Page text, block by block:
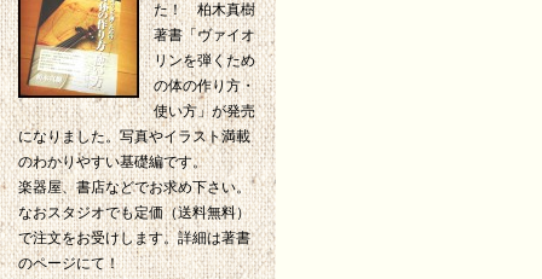
た！ 柏木真樹
著書「ヴァイオ
リンを弾くため
の体の作り方・
使い方」が発売
になりました。写真やイラスト満載
のわかりやすい基礎編です。
楽器屋、書店などでお求め下さい。
なおスタジオでも定価（送料無料）
で注文をお受けします。詳細は著書
のページにて！